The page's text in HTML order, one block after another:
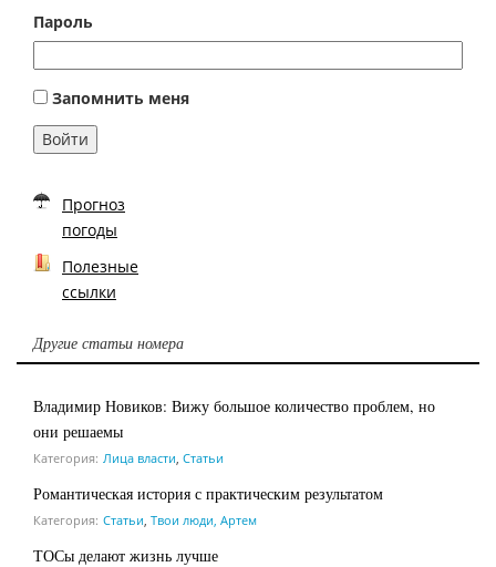
Пароль
Запомнить меня
Войти
Прогноз
погоды
Полезные
ссылки
Другие статьи номера
Владимир Новиков: Вижу большое количество проблем, но
они решаемы
Категория: Лица власти Статьи
Романтическая история с практическим результатом
Категория: Статьи Твои люди, Артем
ТОСы делают жизнь лучше